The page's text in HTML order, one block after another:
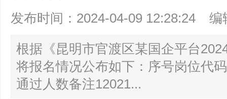
发布时间：2024-04-09 12:28:24 编
根据《昆明市官渡区某国企平台
将报名情况公布如下：序号岗位代
通过人数备注12021...